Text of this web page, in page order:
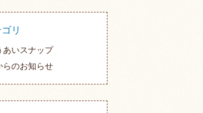
リ
あいスナップ
らのお知らせ